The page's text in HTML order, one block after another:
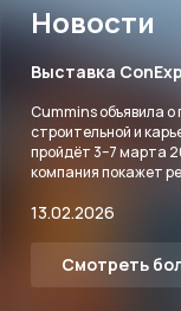
Новости
Выставка
Cummins объявила
строительной и
пройдёт 3–7 марта
компания покажет
13.02.2026
Смотреть